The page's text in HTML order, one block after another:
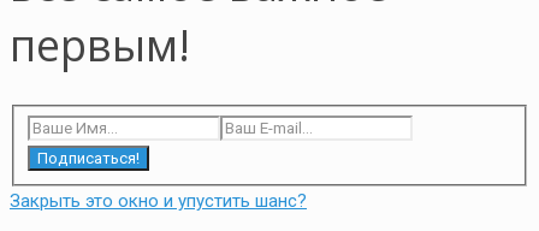
первым!
Подписаться!
Закрыть это окно и упустить шанс?